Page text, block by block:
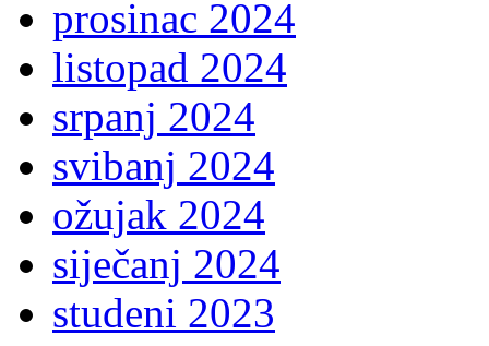
prosinac 2024
listopad 2024
srpanj 2024
svibanj 2024
ožujak 2024
siječanj 2024
studeni 2023